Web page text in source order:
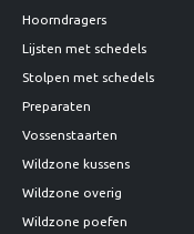
Hoorndragers
Lijsten met schedels
Stolpen met schedels
Preparaten
Vossenstaarten
Wildzone kussens
Wildzone overig
Wildzone poefen